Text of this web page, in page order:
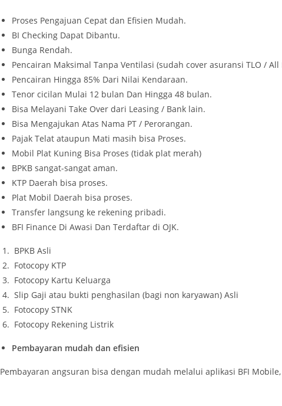
Proses Pengajuan Cepat dan Efisien Mudah.
BI Checking Dapat Dibantu.
Bunga Rendah.
Pencairan Maksimal Tanpa Ventilasi (sudah cover asuransi TLO / All
Pencairan Hingga 85% Dari Nilai Kendaraan.
Tenor cicilan Mulai 12 bulan Dan Hingga 48 bulan.
Bisa Melayani Take Over dari Leasing / Bank lain.
Bisa Mengajukan Atas Nama PT / Perorangan.
Pajak Telat ataupun Mati masih bisa Proses.
Mobil Plat Kuning Bisa Proses (tidak plat merah)
BPKB sangat-sangat aman.
KTP Daerah bisa proses.
Plat Mobil Daerah bisa proses.
Transfer langsung ke rekening pribadi.
BFI Finance Di Awasi Dan Terdaftar di OJK.
BPKB Asli
Fotocopy KTP
Fotocopy Kartu Keluarga
Slip Gaji atau bukti penghasilan (bagi non karyawan) Asli
Fotocopy STNK
Fotocopy Rekening Listrik
Pembayaran mudah dan efisien
Pembayaran angsuran bisa dengan mudah melalui aplikasi BFI